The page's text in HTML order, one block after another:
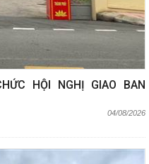
HỘI NGHỊ GIAO BAN
04/08/2026